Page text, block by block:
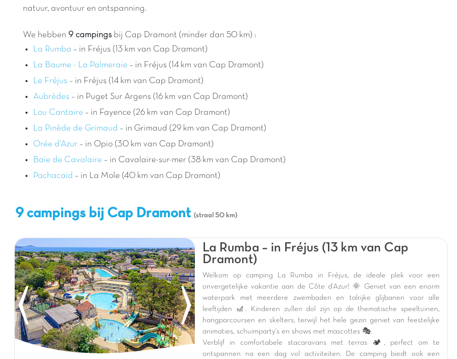
natuur, avontuur en ontspanning.
We hebben 9 campings bij Cap Dramont (minder dan 50 km) :
La Rumba – in Fréjus (13 km van Cap Dramont)
La Baume - La Palmeraie – in Fréjus (14 km van Cap Dramont)
Le Fréjus – in Fréjus (14 km van Cap Dramont)
Aubrèdes – in Puget Sur Argens (16 km van Cap Dramont)
Lou Cantaire – in Fayence (26 km van Cap Dramont)
La Pinède de Grimaud – in Grimaud (29 km van Cap Dramont)
Orée d'Azur – in Opio (30 km van Cap Dramont)
Baie de Cavalaire – in Cavalaire-sur-mer (38 km van Cap Dramont)
Pachacaid – in La Mole (40 km van Cap Dramont)
9 campings bij Cap Dramont (straal 50 km)
La Rumba – in Fréjus (13 km van Cap
Dramont)
Welkom op camping La Rumba in Fréjus, de ideale plek voor een
onvergetelijke vakantie aan de Côte d'Azur! 🌞 Geniet van een enorm
waterpark met meerdere zwembaden en talrijke glijbanen voor alle
leeftijden 🎢. Kinderen zullen dol zijn op de thematische speeltuinen,
hangparcoursen en skelters, terwijl het hele gezin geniet van feestelijke
animaties, schuimparty's en shows met mascottes 🎭.
Verblijf in comfortabele stacaravans met terras 🏕️, perfect om te
ontspannen na een dag vol activiteiten. De camping biedt ook een